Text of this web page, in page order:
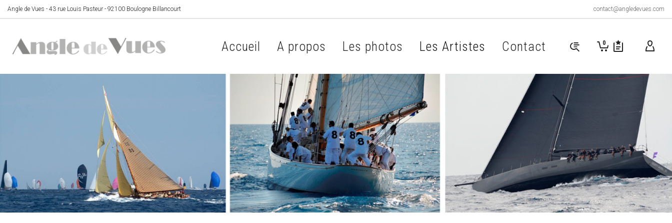
Angle de Vues - 43 rue Louis Pasteur - 92100 Boulogne Billancourt contact@angledevues.com
0
Accueil A propos Les photos Les Artistes Contact